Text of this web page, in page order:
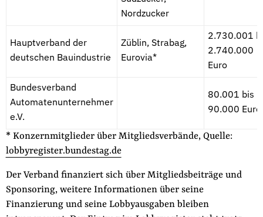
Nordzucker
Hauptverband der
deutschen Bauindustrie
Züblin, Strabag,
Eurovia*
2.730.001
2.740.000
Euro
Bundesverband
Automatenunternehmer
e.V.
80.001 bis
90.000 Euro
* Konzernmitglieder über Mitgliedsverbände, Quelle:
lobbyregister.bundestag.de
Der Verband finanziert sich über Mitgliedsbeiträge und
Sponsoring, weitere Informationen über seine
Finanzierung und seine Lobbyausgaben bleiben